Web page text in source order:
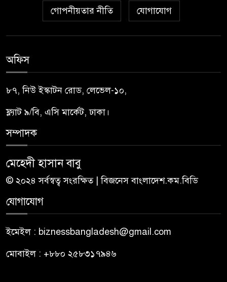
গোপনীয়তার নীতি যোগাযোগ
অফিস
৮৭, নিউ ইস্কাটন রোড, লেভেল-১০,
ফ্ল্যাট ৯/বি, এসি মার্কেট, ঢাকা।
সম্পাদক
মেহেদী হাসান বাবু
© ২০২৪ সর্বস্বত্ব সংরক্ষিত | বিজনেস বাংলাদেশ.কম.বিডি
যোগাযোগ
ইমেইল : biznessbangladesh@gmail.com
মোবাইল : +৮৮০ ২৫৮৩১৭৯৪৬